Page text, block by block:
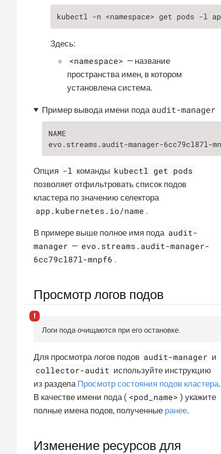
kubectl -n <namespace> get pods -l
Здесь:
<namespace> — название
пространства имен, в котором
установлена система.
Пример вывода имени пода audit-manager
NAME
evo.streams.audit-manager-
Опция -l команды kubectl get pods
позволяет отфильтровать список подов
кластера по значению селектора
app.kubernetes.io/name .
В примере выше полное имя пода audit-
manager — evo.streams.audit-manager-
6cc79cl87l-mnpf6 .
Просмотр логов подов
Логи пода очищаются при его остановке.
Для просмотра логов подов audit-manager и
collector-audit используйте инструкцию
из раздела Просмотр состояния подов кластера.
В качестве имени пода ( <pod_name> ) укажите
полные имена подов, полученные ранее.
Изменение ресурсов для